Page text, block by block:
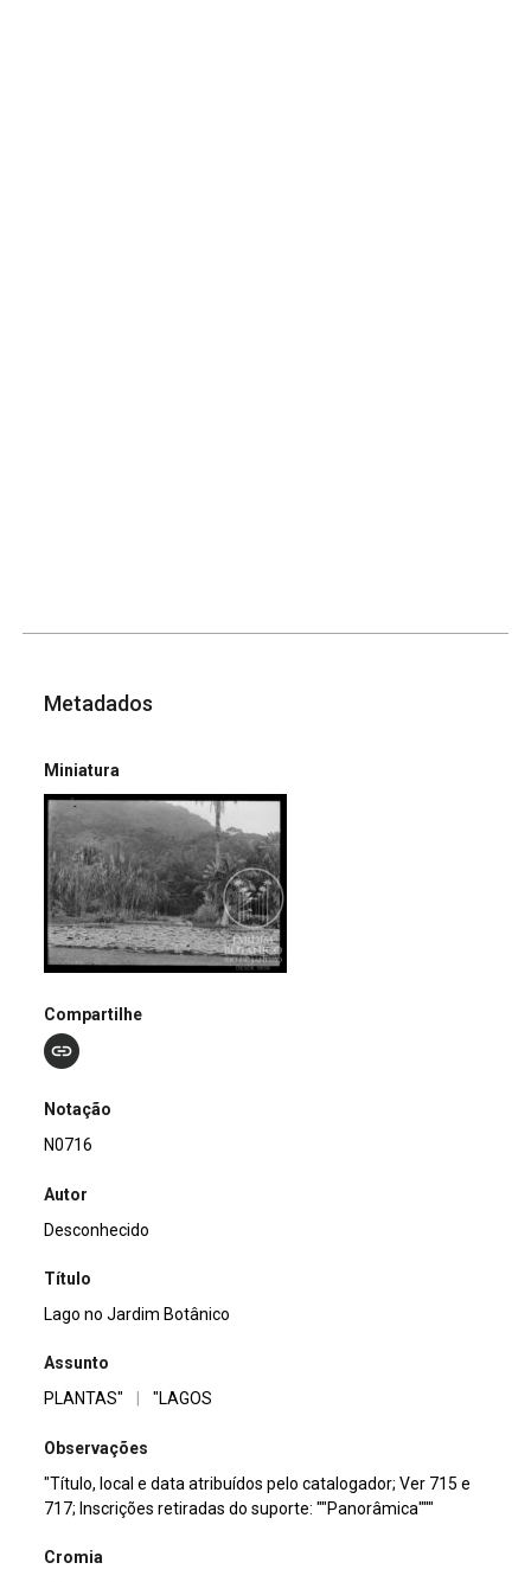
Metadados
Miniatura
Compartilhe
Notação
N0716
Autor
Desconhecido
Título
Lago no Jardim Botânico
Assunto
PLANTAS"
"LAGOS
Observações
"Título, local e data atribuídos pelo catalogador; Ver 715 e
717; Inscrições retiradas do suporte: ""Panorâmica"""
Cromia